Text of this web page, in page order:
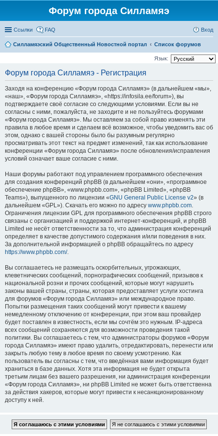
Форум города Силламяэ
Ссылки FAQ Вход
Силламяэский Общественный Новостной портал Список форумов
Язык:
Форум города Силламяэ - Регистрация
Заходя на конференцию «Форум города Силламяэ» (в дальнейшем «мы»,
«наш», «Форум города Силламяэ», «https://infosila.ee/forum»), вы
подтверждаете своё согласие со следующими условиями. Если вы не
согласны с ними, пожалуйста, не заходите и не пользуйтесь форумами
«Форум города Силламяэ». Мы оставляем за собой право изменять эти
правила в любое время и сделаем всё возможное, чтобы уведомить вас об
этом, однако с вашей стороны было бы разумным регулярно
просматривать этот текст на предмет изменений, так как использование
конференции «Форум города Силламяэ» после обновления/исправления
условий означает ваше согласие с ними.
Наши форумы работают под управлением программного обеспечения
для создания конференций phpBB (в дальнейшем «они», «программное
обеспечение phpBB», «www.phpbb.com», «phpBB Limited», «phpBB
Teams»), выпущенного по лицензии «GNU General Public License v2» (в
дальнейшем «GPL»). Скачать его можно по адресу www.phpbb.com.
Ограничения лицензии GPL для программного обеспечения phpBB строго
связаны с организацией и поддержкой интернет-конференций, и phpBB
Limited не несёт ответственности за то, что администрация конференций
определяет в качестве допустимого содержания и/или поведения в них.
За дополнительной информацией о phpBB обращайтесь по адресу
https://www.phpbb.com/.
Вы соглашаетесь не размещать оскорбительных, угрожающих,
клеветнических сообщений, порнографических сообщений, призывов к
национальной розни и прочих сообщений, которые могут нарушить
законы вашей страны, страны, которая предоставляет услуги хостинга
для форумов «Форум города Силламяэ» или международное право.
Попытки размещения таких сообщений могут привести к вашему
немедленному отключению от конференции, при этом ваш провайдер
будет поставлен в известность, если мы сочтём это нужным. IP-адреса
всех сообщений сохраняются для возможности проведения такой
политики. Вы соглашаетесь с тем, что администраторы форумов «Форум
города Силламяэ» имеют право удалить, отредактировать, перенести или
закрыть любую тему в любое время по своему усмотрению. Как
пользователь вы согласны с тем, что введённая вами информация будет
храниться в базе данных. Хотя эта информация не будет открыта
третьим лицам без вашего разрешения, ни администрация конференции
«Форум города Силламяэ», ни phpBB Limited не может быть ответственна
за действия хакеров, которые могут привести к несанкционированному
доступу к ней.